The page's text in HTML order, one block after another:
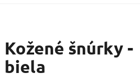
Kožené šnúrky -
biela